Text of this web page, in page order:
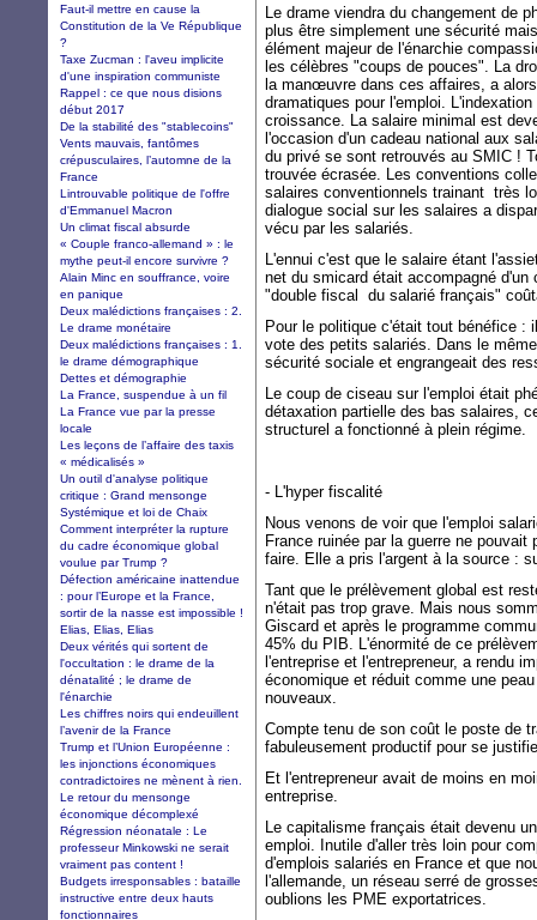
Le drame viendra du changement de
plus être simplement une sécurité
élément majeur de l'énarchie
les célèbres "coups de pouces". La
la manœuvre dans ces affaires, a
dramatiques pour l'emploi.
croissance. La salaire minimal est
l'occasion d'un cadeau national aux
du privé se sont retrouvés au SMIC !
trouvée écrasée. Les conventions
salaires conventionnels trainant très
dialogue social sur les salaires a
vécu par les salariés.
L'ennui c'est que le salaire étant
net du smicard était accompagné
"double fiscal du salarié français"
Pour le politique c'était tout bénéfice
vote des petits salariés. Dans le
sécurité sociale et engrangeait des
Le coup de ciseau sur l'emploi était
détaxation partielle des bas salaires,
structurel a fonctionné à plein régime.
- L'hyper fiscalité
Nous venons de voir que l'emploi
France ruinée par la guerre ne
faire. Elle a pris l'argent à la source :
Tant que le prélèvement global est
n'était pas trop grave. Mais nous
Giscard et après le programme
45% du PIB. L'énormité de ce
l'entreprise et l'entrepreneur, a rendu
économique et réduit comme une
nouveaux.
Compte tenu de son coût le poste de
fabuleusement productif pour se
Et l'entrepreneur avait de moins en
entreprise.
Le capitalisme français était devenu
emploi. Inutile d'aller très loin pour
d'emplois salariés en France et que
l'allemande, un réseau serré de
oublions les PME exportatrices.
Faut-il mettre en cause la
Constitution de la Ve République
?
Taxe Zucman : l'aveu implicite
d'une inspiration communiste
Rappel : ce que nous disions
début 2017
De la stabilité des "stablecoins"
Vents mauvais, fantômes
crépusculaires, l’automne de la
France
Lintrouvable politique de l'offre
d'Emmanuel Macron
Un climat fiscal absurde
« Couple franco-allemand » : le
mythe peut-il encore survivre ?
Alain Minc en souffrance, voire
en panique
Deux malédictions françaises : 2.
Le drame monétaire
Deux malédictions françaises : 1.
le drame démographique
Dettes et démographie
La France, suspendue à un fil
La France vue par la presse
locale
Les leçons de l’affaire des taxis
« médicalisés »
Un outil d'analyse politique
critique : Grand mensonge
Systémique et loi de Chaix
Comment interpréter la rupture
du cadre économique global
voulue par Trump ?
Défection américaine inattendue
: pour l’Europe et la France,
sortir de la nasse est impossible !
Elias, Elias, Elias
Deux vérités qui sortent de
l'occultation : le drame de la
dénatalité ; le drame de
l'énarchie
Les chiffres noirs qui endeuillent
l’avenir de la France
Trump et l’Union Européenne :
les injonctions économiques
contradictoires ne mènent à rien.
Le retour du mensonge
économique décomplexé
Régression néonatale : Le
professeur Minkowski ne serait
vraiment pas content !
Budgets irresponsables : bataille
instructive entre deux hauts
fonctionnaires